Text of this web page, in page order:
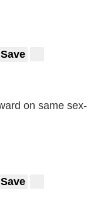
Save
on same sex-
Save